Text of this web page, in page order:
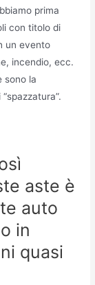
prima
con titolo di
un evento
incendio, ecc.
sono la
aste è
auto
in
quasi